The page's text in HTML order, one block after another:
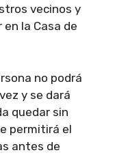
vecinos y
la Casa de
no podrá
y se dará
quedar sin
permitirá el
antes de